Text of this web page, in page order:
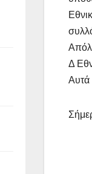
Δ
Αυτά